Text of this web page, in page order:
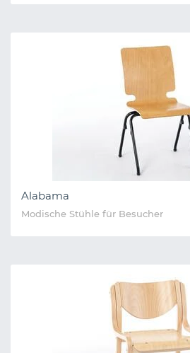
Alabama
Modische Stühle für Besucher